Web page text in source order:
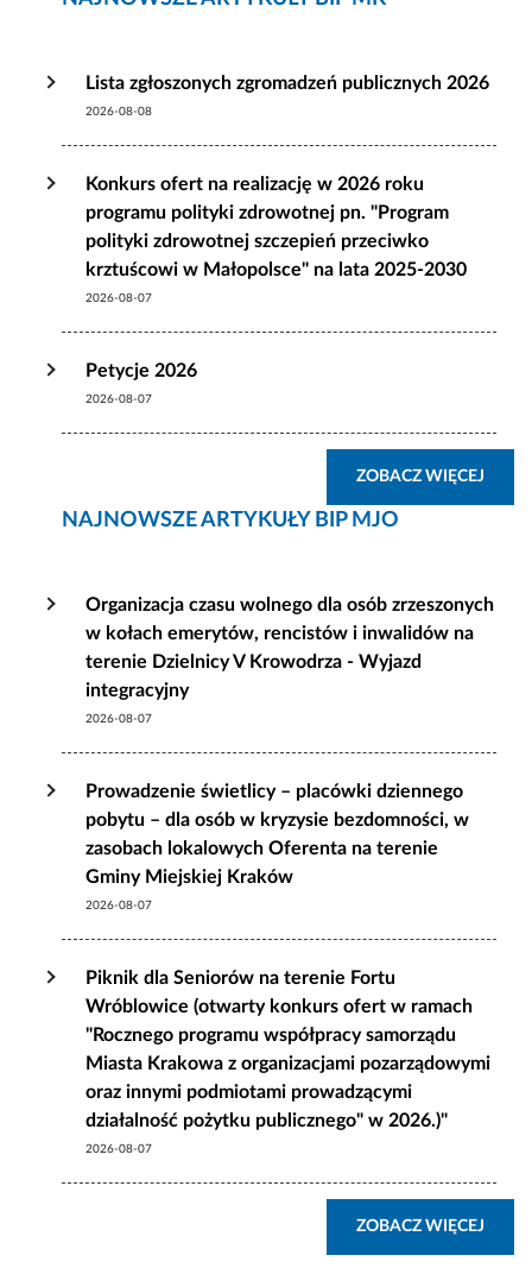
Lista zgłoszonych zgromadzeń publicznych 2026
2026-08-08
Konkurs ofert na realizację w 2026 roku
programu polityki zdrowotnej pn. "Program
polityki zdrowotnej szczepień przeciwko
krztuścowi w Małopolsce" na lata 2025-2030
2026-08-07
Petycje 2026
2026-08-07
ZOBACZ WIĘCEJ
NAJNOWSZE ARTYKUŁY BIP MJO
Organizacja czasu wolnego dla osób zrzeszonych
w kołach emerytów, rencistów i inwalidów na
terenie Dzielnicy V Krowodrza - Wyjazd
integracyjny
2026-08-07
Prowadzenie świetlicy – placówki dziennego
pobytu – dla osób w kryzysie bezdomności, w
zasobach lokalowych Oferenta na terenie
Gminy Miejskiej Kraków
2026-08-07
Piknik dla Seniorów na terenie Fortu
Wróblowice (otwarty konkurs ofert w ramach
"Rocznego programu współpracy samorządu
Miasta Krakowa z organizacjami pozarządowymi
oraz innymi podmiotami prowadzącymi
działalność pożytku publicznego" w 2026.)"
2026-08-07
ZOBACZ WIĘCEJ